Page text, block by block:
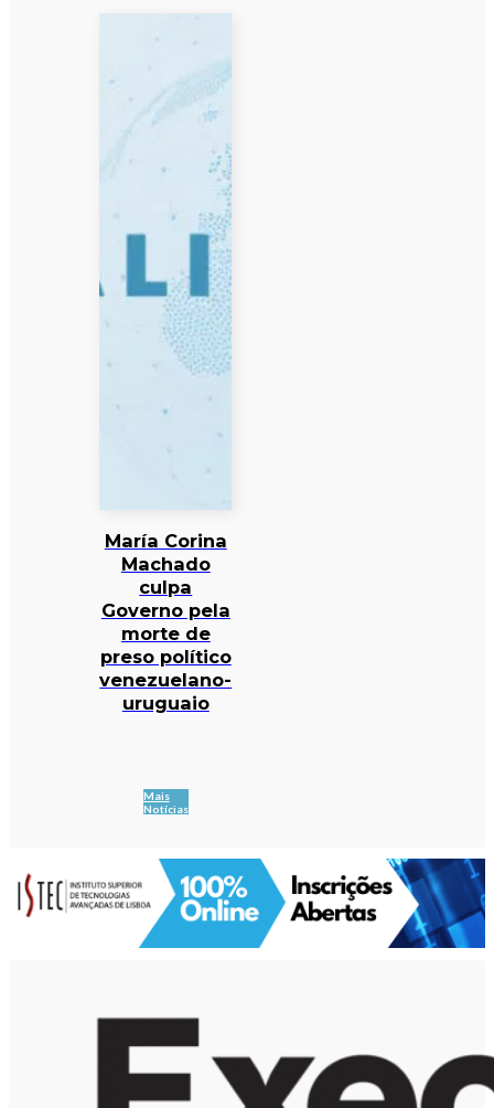
María Corina
Machado
culpa
Governo pela
morte de
preso político
venezuelano-
uruguaio
Mais
Notícias